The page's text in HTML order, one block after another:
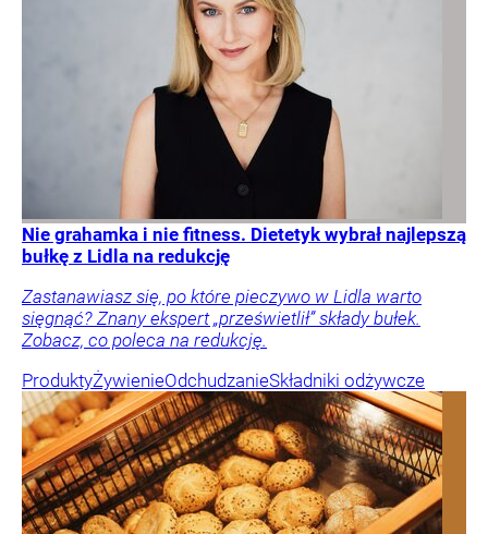
Nie grahamka i nie fitness. Dietetyk wybrał najlepszą
bułkę z Lidla na redukcję
Zastanawiasz się, po które pieczywo w Lidla warto
sięgnąć? Znany ekspert „prześwietlił” składy bułek.
Zobacz, co poleca na redukcję.
ProduktyŻywienieOdchudzanieSkładniki odżywcze